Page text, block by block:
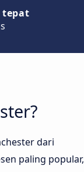
tepat
dari
paling popular,